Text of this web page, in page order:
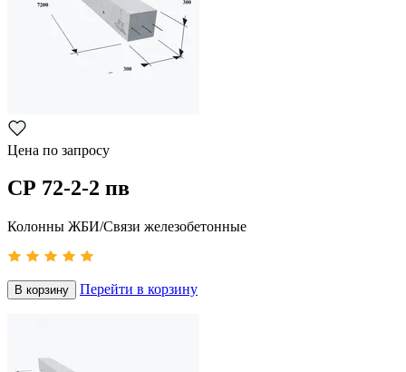
Цена по запросу
СР 72-2-2 пв
Колонны ЖБИ/Связи железобетонные
В корзину Перейти в корзину